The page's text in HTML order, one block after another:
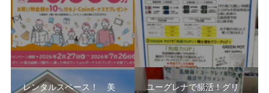
レンタルスペース！ 美 ユーグレナで腸活！グリ